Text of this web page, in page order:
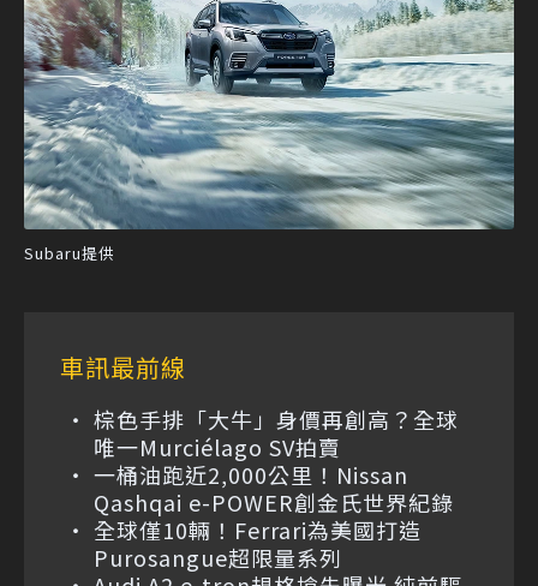
Subaru提供
車訊最前線
棕色手排「大牛」身價再創高？全球
唯一Murciélago SV拍賣
一桶油跑近2,000公里！Nissan
Qashqai e-POWER創金氏世界紀錄
全球僅10輛！Ferrari為美國打造
Purosangue超限量系列